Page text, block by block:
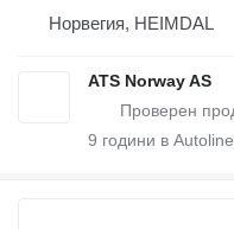
Норвегия, HEIMDAL
ATS Norway AS
9 години в Autoline